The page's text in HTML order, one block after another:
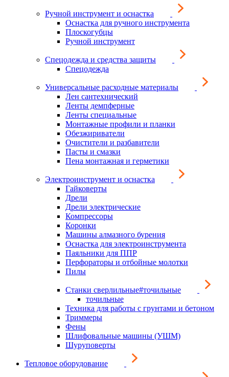
Ручной инструмент и оснастка
Оснастка для ручного инструмента
Плоскогубцы
Ручной инструмент
Спецодежда и средства защиты
Спецодежда
Универсальные расходные материалы
Лен сантехнический
Ленты демпферные
Ленты специальные
Монтажные профили и планки
Обезжириватели
Очистители и разбавители
Пасты и смазки
Пена монтажная и герметики
Электроинструмент и оснастка
Гайковерты
Дрели
Дрели электрические
Компрессоры
Коронки
Машины алмазного бурения
Оснастка для электроинструмента
Паяльники для ППР
Перфораторы и отбойные молотки
Пилы
Станки сверлильные#точильные
точильные
Техника для работы с грунтами и бетоном
Триммеры
Фены
Шлифовальные машины (УШМ)
Шуруповерты
Тепловое оборудование